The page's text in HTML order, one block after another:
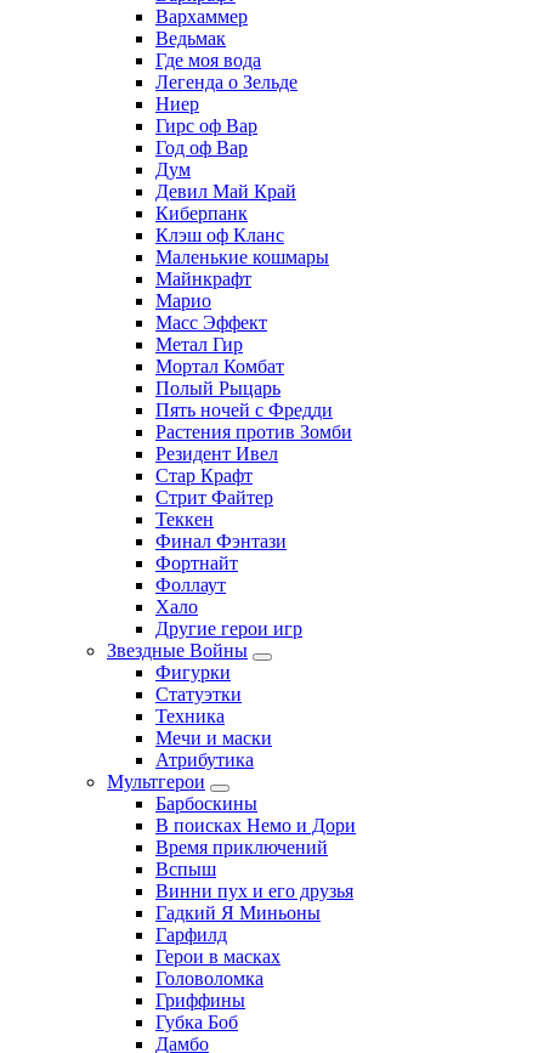
Вархаммер
Ведьмак
Где моя вода
Легенда о Зельде
Ниер
Гирс оф Вар
Год оф Вар
Дум
Девил Май Край
Киберпанк
Клэш оф Кланс
Маленькие кошмары
Майнкрафт
Марио
Масс Эффект
Метал Гир
Мортал Комбат
Полый Рыцарь
Пять ночей с Фредди
Растения против Зомби
Резидент Ивел
Стар Крафт
Стрит Файтер
Теккен
Финал Фэнтази
Фортнайт
Фоллаут
Хало
Другие герои игр
Звездные Войны
Фигурки
Статуэтки
Техника
Мечи и маски
Атрибутика
Мультгерои
Барбоскины
В поисках Немо и Дори
Время приключений
Вспыш
Винни пух и его друзья
Гадкий Я Миньоны
Гарфилд
Герои в масках
Головоломка
Гриффины
Губка Боб
Дамбо